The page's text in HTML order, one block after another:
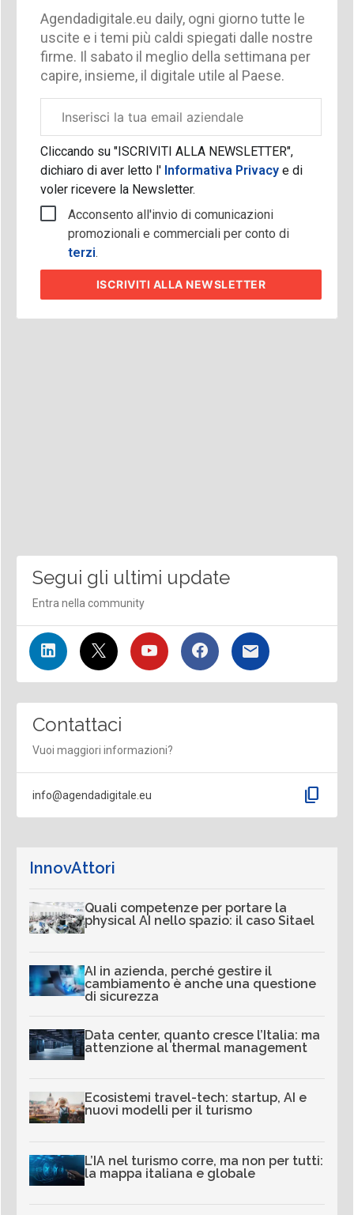
Agendadigitale.eu daily, ogni giorno tutte le
uscite e i temi più caldi spiegati dalle nostre
firme. Il sabato il meglio della settimana per
capire, insieme, il digitale utile al Paese.
aziendale
Cliccando su "ISCRIVITI ALLA NEWSLETTER",
dichiaro di aver letto l'Informativa Privacy e di
voler ricevere la Newsletter.
Acconsento all'invio di comunicazioni
promozionali e commerciali per conto di
terzi.
ISCRIVITI ALLA NEWSLETTER
Segui gli ultimi update
Entra nella community
Contattaci
Vuoi maggiori informazioni?
info@agendadigitale.eu content_copy
InnovAttori
Quali competenze per portare la
physical AI nello spazio: il caso Sitael
AI in azienda, perché gestire il
cambiamento è anche una questione
di sicurezza
Data center, quanto cresce l’Italia: ma
attenzione al thermal management
Ecosistemi travel-tech: startup, AI e
nuovi modelli per il turismo
L’IA nel turismo corre, ma non per tutti:
la mappa italiana e globale